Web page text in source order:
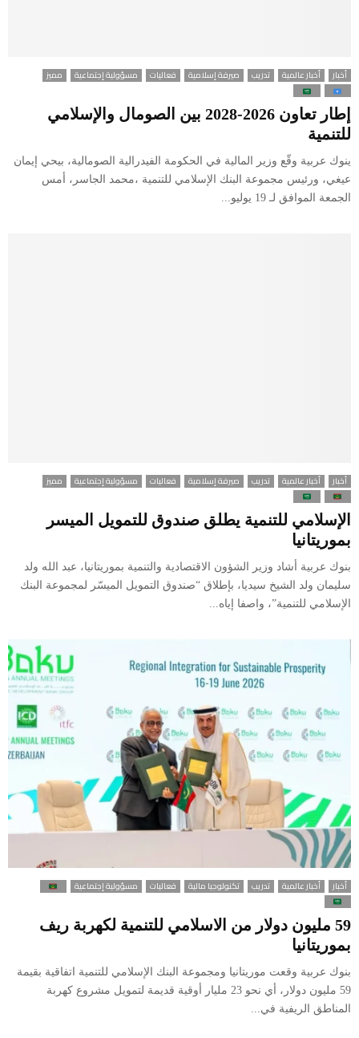
أخبار أخبار عالمية تدريب صيرفة إسلامية فعاليات مسؤولية إجتماعية مميز
إطار تعاون 2026-2028 بين الصومال والإسلامي
للتنمية
ينوك عربية وقّع وزير المالية في الحكومة الفيدرالية الصومالية، بيحي إيمان
عيغي، ورئيس مجموعة البنك الإسلامي للتنمية ،محمد الجاسر، أمس
الجمعة الموافق لـ 19 يوليو...
أخبار أخبار عالمية تدريب صيرفة إسلامية فعاليات مسؤولية إجتماعية مميز
الإسلامي للتنمية يطلق صندوق للتمويل الميسر
بموريتانيا
بنوك عربية أشاد وزير الشؤون الاقتصادية والتنمية بموريتانيا، عبد الله ولد
سليمان ولد الشيخ سيديا، بإطلاق “صندوق التمويل الميسّر لمجموعة البنك
الإسلامي للتنمية”، واصفا إياه...
أخبار أخبار عالمية تدريب تكنولوجيا مالية فعاليات مسؤولية إجتماعية
59 مليون دولار من الاسلامي للتنمية لكهربة ريف
بموريتانيا
بنوك عربية وقعت موريتانيا ومجموعة البنك الإسلامي للتنمية اتفاقية بقيمة
59 مليون دولار، أي نحو 23 مليار أوقية قديمة لتمويل مشروع كهربة
المناطق الريفية في...